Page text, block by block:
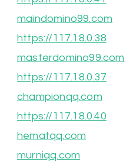
maindomino99.com
https://117.18.0.38
masterdomino99.com
https://117.18.0.37
championqq.com
https://117.18.0.40
hematqq.com
murniqq.com